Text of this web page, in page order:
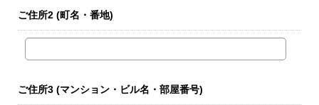
ご住所2 (町名・番地)
ご住所3 (マンション・ビル名・部屋番号)